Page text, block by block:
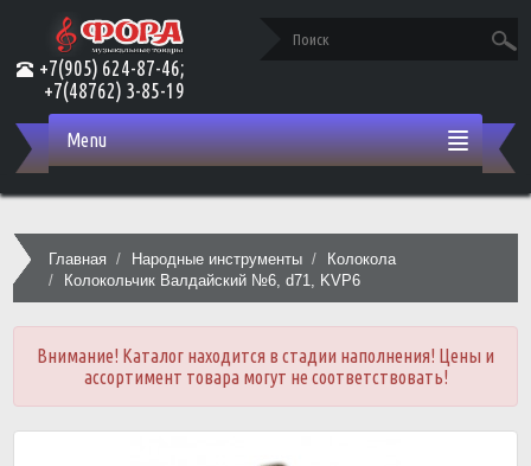
+7(905) 624-87-46;
+7(48762) 3-85-19
Menu
Главная Народные инструменты
Колокола
Колокольчик Валдайский №6, d71, KVP6
Внимание! Каталог находится в стадии наполнения! Цены и
ассортимент товара могут не соответствовать!